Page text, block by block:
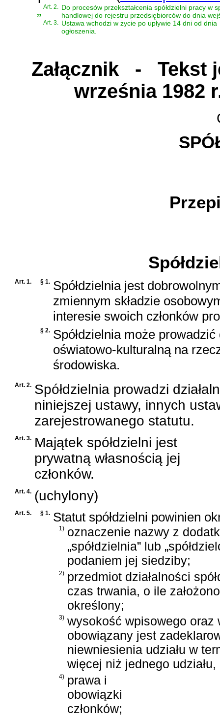
„Art. 2. Do procesów przekształcenia spółdzielni pracy w
handlowej do rejestru przedsiębiorców do dnia
Art. 3. Ustawa wchodzi w życie po upływie 14 dni od dnia
ogłoszenia.
Załącznik- Tekst
września 1982
Art. 1. § 1. Spółdzielnia jest
zmiennym składzie
interesie swoich członków
§ 2. Spółdzielnia może prowadzić
oświatowo-kulturalną na
środowiska.
Art. 2. Spółdzielnia prowadzi
niniejszej ustawy, innych
zarejestrowanego statutu.
Art. 3. Majątek spółdzielni jest
prywatną własnością jej
członków.
Art. 4. (uchylony)
Art. 5. § 1. Statut spółdzielni powinien
1) oznaczenie nazwy z
„spółdzielnia” lub
podaniem jej siedziby;
2) przedmiot działalności
czas trwania, o ile
określony;
3) wysokość wpisowego oraz
obowiązany jest
niewniesienia udziału w
więcej niż jednego
4) prawa i
obowiązki
członków;